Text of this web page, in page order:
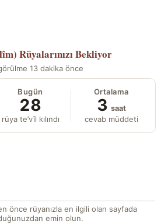
Rüyalarınızı Bekliyor
13 dakika önce
Bugün
28
rüya te’vîl kılındı
Ortalama
3 saat
cevab müddeti
önce rüyanızla en ilgili olan sayfada
emin olun.